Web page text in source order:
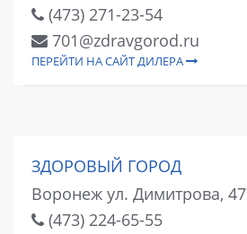
(473) 271-23-54
701@zdravgorod.ru
ПЕРЕЙТИ НА САЙТ ДИЛЕРА
ЗДОРОВЫЙ ГОРОД
Воронеж ул. Димитрова, 47
(473) 224-65-55